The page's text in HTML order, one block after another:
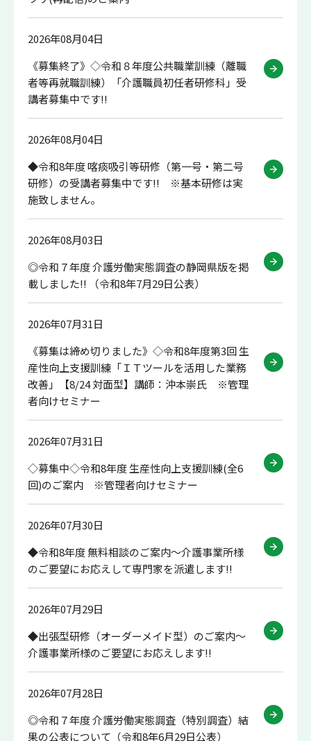
2026年08月04日
《募集終了》◇令和８年度公共職業訓練（離職
者等再就職訓練）「介護職員初任者研修科」受
講者募集中です!!
2026年08月04日
◆令和8年度 喀痰吸引等研修（第一号・第二号
研修）の受講者募集中です!! ※基本研修は実
施致しません。
2026年08月03日
◎令和７年度 介護労働実態調査の静岡県版を掲
載しました!! （令和8年7月29日公表）
2026年07月31日
《募集は締め切りました》◇令和8年度第3回 生
産性向上支援訓練「ＩＴツールを活用した業務
改善」【8/24 対面型】講師：沖本崇氏 ※管理
者向けセミナー
2026年07月31日
◇募集中◇令和8年度 生産性向上支援訓練(全6
回)のご案内 ※管理者向けセミナー
2026年07月30日
◆令和8年度 無料相談のご案内～介護事業所様
のご要望にお応えして専門家を派遣します!!
2026年07月29日
◆出張型研修（オーダーメイド型）のご案内～
介護事業所様のご要望にお応えします!!
2026年07月28日
◎令和７年度 介護労働実態調査（特別調査）結
果の公表について（令和8年6月29日公表）